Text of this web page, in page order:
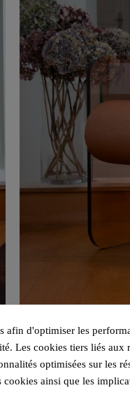
afin d'optimiser les
Les cookies tiers liés aux
optimisées sur les
ainsi que les